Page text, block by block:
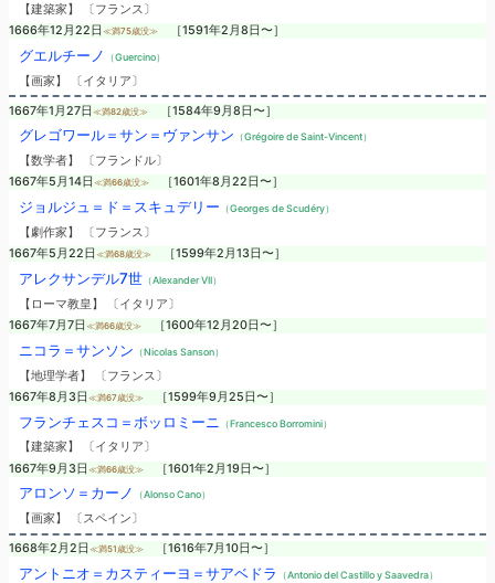
【建築家】 〔フランス〕
1666年12月22日 ≪満75歳没≫ ［1591年2月8日〜］
グエルチーノ （Guercino）
【画家】 〔イタリア〕
1667年1月27日 ≪満82歳没≫ ［1584年9月8日〜］
グレゴワール＝サン＝ヴァンサン （Grégoire de Saint-Vincent）
【数学者】 〔フランドル〕
1667年5月14日 ≪満66歳没≫ ［1601年8月22日〜］
ジョルジュ＝ド＝スキュデリー （Georges de Scudéry）
【劇作家】 〔フランス〕
1667年5月22日 ≪満68歳没≫ ［1599年2月13日〜］
アレクサンデル7世（Alexander VII）
【ローマ教皇】 〔イタリア〕
1667年7月7日 ≪満66歳没≫ ［1600年12月20日〜］
ニコラ＝サンソン （Nicolas Sanson）
【地理学者】 〔フランス〕
1667年8月3日 ≪満67歳没≫ ［1599年9月25日〜］
フランチェスコ＝ボッロミーニ （Francesco Borromini）
【建築家】 〔イタリア〕
1667年9月3日 ≪満66歳没≫ ［1601年2月19日〜］
アロンソ＝カーノ （Alonso Cano）
【画家】 〔スペイン〕
1668年2月2日 ≪満51歳没≫ ［1616年7月10日〜］
アントニオ＝カスティーヨ＝サアベドラ （Antonio del Castillo y Saavedra）